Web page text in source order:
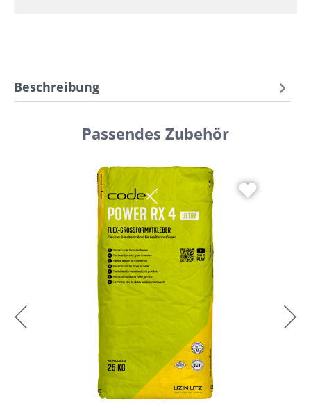
Beschreibung
Passendes Zubehör